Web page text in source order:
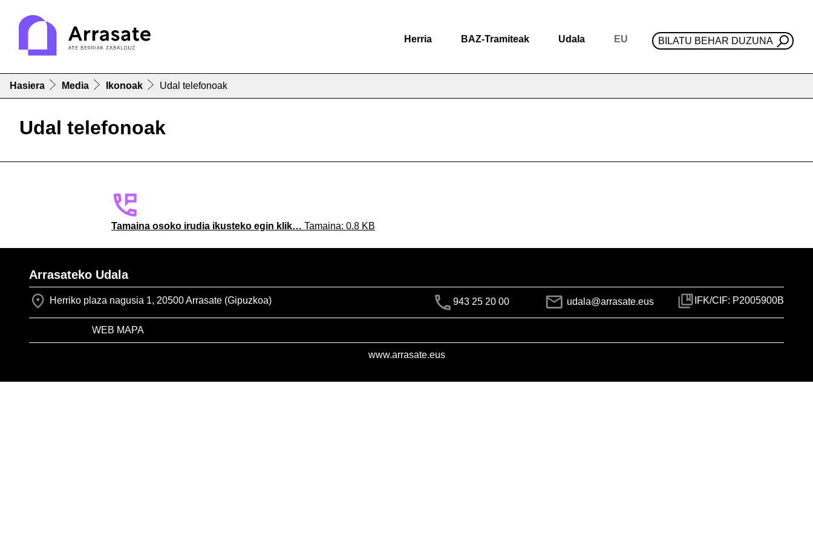
Herria BAZ-Tramiteak Udala EU BILATU BEHAR DUZUNA
Hasiera Media Ikonoak Udal telefonoak
Udal telefonoak
Tamaina osoko irudia ikusteko egin klik… Tamaina: 0.8 KB
Arrasateko Udala
Herriko plaza nagusia 1, 20500 Arrasate (Gipuzkoa) 943 25 20 00 udala@arrasate.eus IFK/CIF: P2005900B
WEB MAPA
www.arrasate.eus